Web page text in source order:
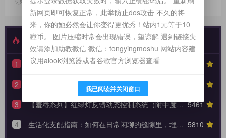
最新发布 特别推荐
1
【性奴系列】90天全周期 TPE 驯化蓝图，打造永不背叛的K6性奴归宿
2
【驯化分享】《从撕裂到皈依：狗奴与性奴双重身份转换的权力美学》90天全周期身份转换训练日志模板
5461
3
【羞辱系列】红绿灯反馈动态控制系统（附中度羞辱的3大安全底线）
5810
4
生活化支配指南：如何在日常闲聊的缝隙里，埋下让她瞬间腿软的言语钩子？
新网页即可恢复正常，此举防止dos攻击 不久的将
来，你的她必然会让你变得更优秀！站内1元等于10
瞳币。 图片压缩时常会出现错误，望谅解 遇到链接失
效请添加助教微信 微信：tongyingmoshu 网站内容建
议用alook浏览器或者谷歌官方浏览器查看
我已阅读并关闭窗口